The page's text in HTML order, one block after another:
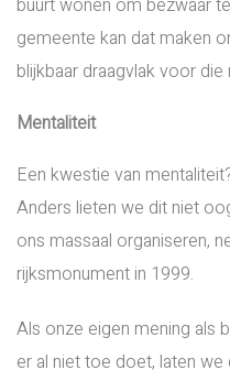
buurt wonen om bezwaar
gemeente kan dat maken
blijkbaar draagvlak voor
Mentaliteit
Een kwestie van
Anders lieten we dit niet
ons massaal organiseren,
rijksmonument in 1999.
Als onze eigen mening als
er al niet toe doet, laten